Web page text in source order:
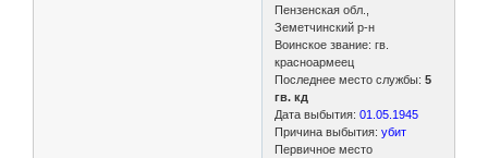
Пензенская обл.,
Земетчинский р-н
Воинское звание: гв.
красноармеец
Последнее место службы: 5
гв. кд
Дата выбытия:01.05.1945
Причина выбытия: убит
Первичное место